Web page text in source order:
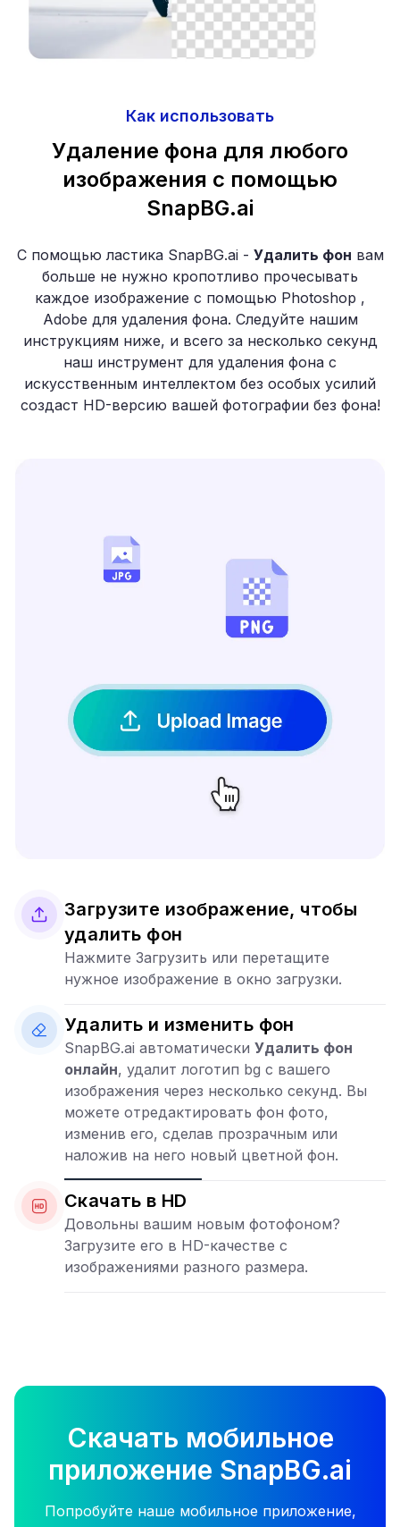
Как использовать
Удаление фона для любого
изображения с помощью
SnapBG.ai
С помощью ластика SnapBG.ai - Удалить фон вам
больше не нужно кропотливо прочесывать
каждое изображение с помощью Photoshop ,
Adobe для удаления фона. Следуйте нашим
инструкциям ниже, и всего за несколько секунд
наш инструмент для удаления фона с
искусственным интеллектом без особых усилий
создаст HD-версию вашей фотографии без фона!
Загрузите изображение, чтобы
удалить фон
Нажмите Загрузить или перетащите
нужное изображение в окно загрузки.
Удалить и изменить фон
SnapBG.ai автоматически Удалить фон
онлайн, удалит логотип bg с вашего
изображения через несколько секунд. Вы
можете отредактировать фон фото,
изменив его, сделав прозрачным или
наложив на него новый цветной фон.
Скачать в HD
Довольны вашим новым фотофоном?
Загрузите его в HD-качестве с
изображениями разного размера.
Скачать мобильное
приложение SnapBG.ai
Попробуйте наше мобильное приложение,